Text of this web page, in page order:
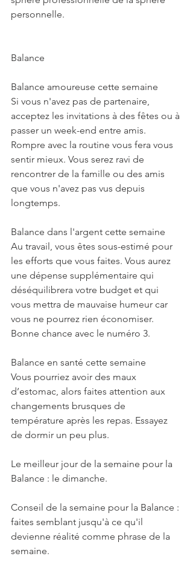
personnelle.
Balance
Balance amoureuse cette semaine
Si vous n'avez pas de partenaire,
acceptez les invitations à des fêtes ou à
passer un week-end entre amis.
Rompre avec la routine vous fera vous
sentir mieux. Vous serez ravi de
rencontrer de la famille ou des amis
que vous n'avez pas vus depuis
longtemps.
Balance dans l'argent cette semaine
Au travail, vous êtes sous-estimé pour
les efforts que vous faites. Vous aurez
une dépense supplémentaire qui
déséquilibrera votre budget et qui
vous mettra de mauvaise humeur car
vous ne pourrez rien économiser.
Bonne chance avec le numéro 3.
Balance en santé cette semaine
Vous pourriez avoir des maux
d’estomac, alors faites attention aux
changements brusques de
température après les repas. Essayez
de dormir un peu plus.
Le meilleur jour de la semaine pour la
Balance : le dimanche.
Conseil de la semaine pour la Balance :
faites semblant jusqu'à ce qu'il
devienne réalité comme phrase de la
semaine.